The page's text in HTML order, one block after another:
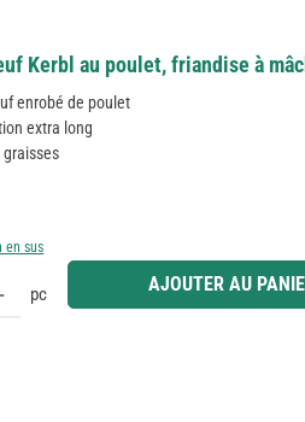
Kerbl au poulet, friandise à
enrobé de poulet
extra long
graisses
en sus
la quantité souhaitée ou utilisez les
pc AJOUTER AU